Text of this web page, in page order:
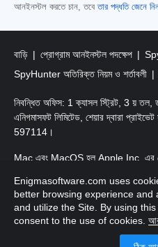
আনইনস্টল করতে চান, তবেতার পদ্ধতি জেনে
বাড়ি প্রোগ্রাম আনইনস্টল পদক্ষেপ
SpyHunter অতিরিক্ত নিয়ম ও শর্তাবলী
নিবন্ধিত অফিস: 1 ক্যাসল স্ট্রিট, 3 য় তল,
এনিগমাসফট লিমিটেড, শেয়ার দ্বারা
597114।
Mac এবং MacOS হল Apple Inc. এর
কপিরাইট 2016-2026। এনিগমাসফট
Enigmasoftware.com uses
better browsing experience and
and utilize the Site. By using
consent to the use of cookies.